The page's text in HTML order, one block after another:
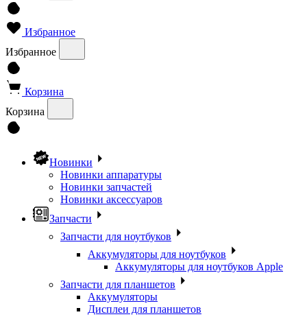
Избранное
Избранное
Корзина
Корзина
Новинки
Новинки аппаратуры
Новинки запчастей
Новинки аксессуаров
Запчасти
Запчасти для ноутбуков
Аккумуляторы для ноутбуков
Аккумуляторы для ноутбуков Apple
Запчасти для планшетов
Аккумуляторы
Дисплеи для планшетов